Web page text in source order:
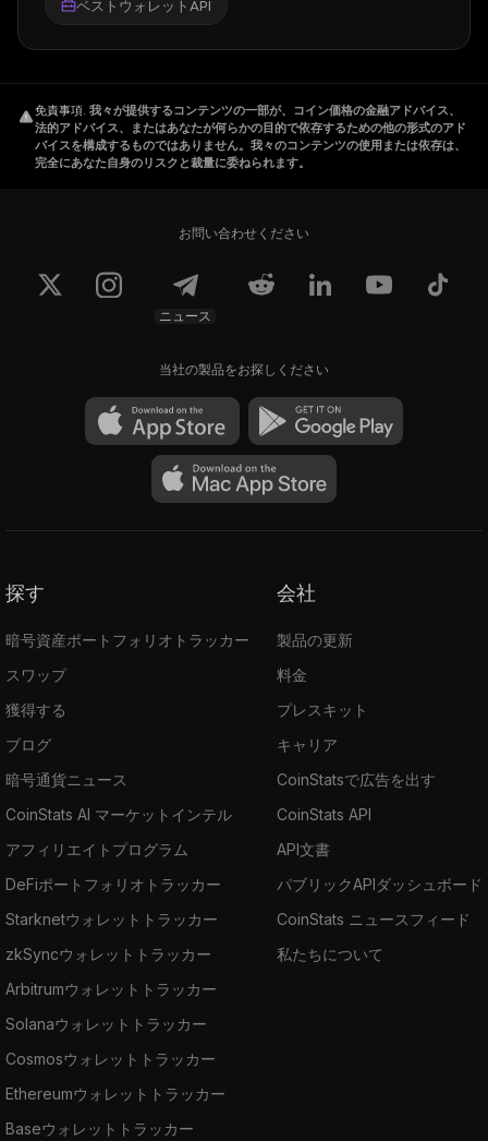
ベストウォレットAPI
免責事項. 我々が提供するコンテンツの一部が、コイン価格の金融アドバイス、
法的アドバイス、またはあなたが何らかの目的で依存するための他の形式のアド
バイスを構成するものではありません。我々のコンテンツの使用または依存は、
完全にあなた自身のリスクと裁量に委ねられます。
お問い合わせください
ニュース
当社の製品をお探しください
探す
暗号資産ポートフォリオトラッカー
スワップ
獲得する
ブログ
暗号通貨ニュース
CoinStats AI マーケットインテル
アフィリエイトプログラム
DeFiポートフォリオトラッカー
Starknetウォレットトラッカー
zkSyncウォレットトラッカー
Arbitrumウォレットトラッカー
Solanaウォレットトラッカー
Cosmosウォレットトラッカー
Ethereumウォレットトラッカー
Baseウォレットトラッカー
会社
製品の更新
料金
プレスキット
キャリア
CoinStatsで広告を出す
CoinStats API
API文書
パブリックAPIダッシュボード
CoinStats ニュースフィード
私たちについて